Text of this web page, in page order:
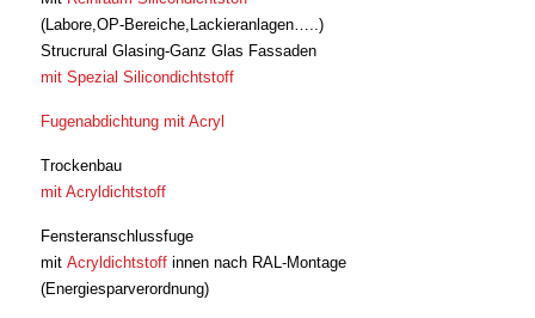
(Labore,OP-Bereiche,Lackieranlagen…..)
Strucrural Glasing-Ganz Glas Fassaden
mit Spezial Silicondichtstoff
Fugenabdichtung mit Acryl
Trockenbau
mit Acryldichtstoff
Fensteranschlussfuge
mitAcryldichtstoffinnen nach RAL-Montage
(Energiesparverordnung)